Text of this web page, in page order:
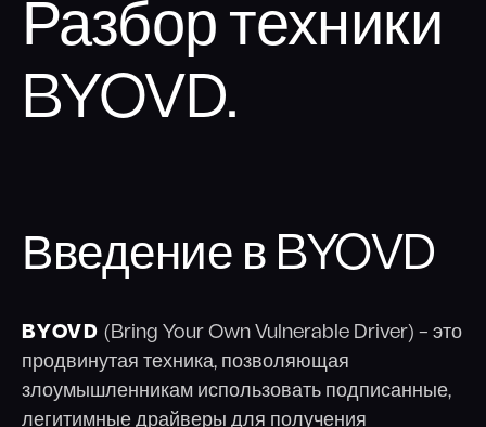
Разбор техники
BYOVD.
Введение в BYOVD
BYOVD (Bring Your Own Vulnerable Driver) – это
продвинутая техника, позволяющая
злоумышленникам использовать подписанные,
легитимные драйверы для получения